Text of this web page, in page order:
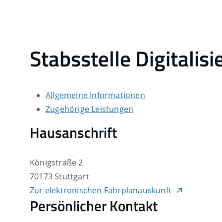
Stabsstelle
Allgemeine Informationen
Zugehörige Leistungen
Hausanschrift
Königstraße 2
70173 Stuttgart
Zur elektronischen Fahrplanauskunft
Persönlicher Kontakt